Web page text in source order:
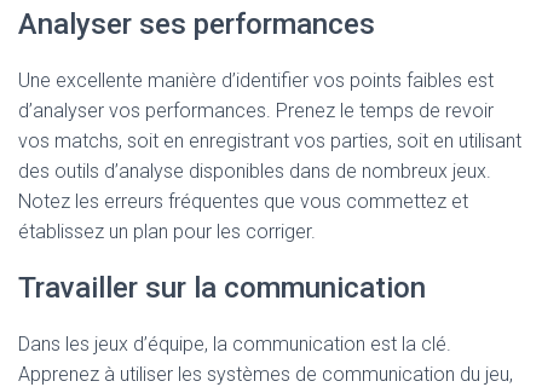
Analyser ses performances
Une excellente manière d’identifier vos points faibles est
d’analyser vos performances. Prenez le temps de revoir
vos matchs, soit en enregistrant vos parties, soit en utilisant
des outils d’analyse disponibles dans de nombreux jeux.
Notez les erreurs fréquentes que vous commettez et
établissez un plan pour les corriger.
Travailler sur la communication
Dans les jeux d’équipe, la communication est la clé.
Apprenez à utiliser les systèmes de communication du jeu,